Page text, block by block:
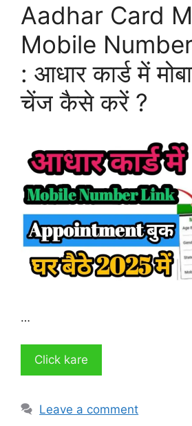
Aadhar Card
Mobile
: आधार कार्ड में
चेंज कैसे करें ?
…
Click kare
Leave a comment